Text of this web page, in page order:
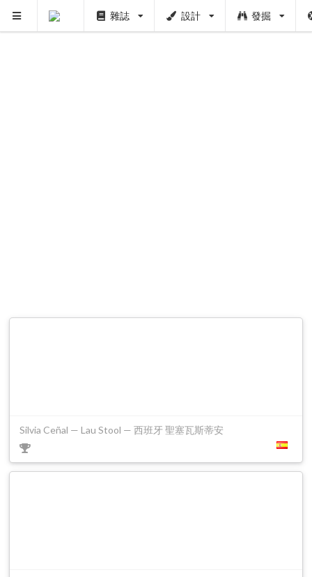
雜誌 設計 發掘
Silvia Ceñal — Lau Stool — 西班牙 聖塞瓦斯蒂安